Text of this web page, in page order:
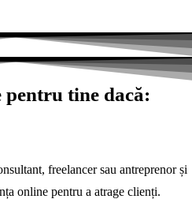
pentru tine dacă:
freelancer sau antreprenor și
online pentru a atrage clienți.